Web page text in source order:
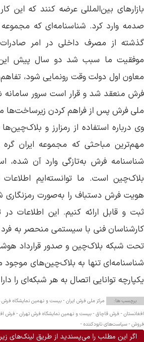
بازارهای بین‌المللی عرضه کنند که این
صدمه وارد کرد. شناسنامه‌ای که
گذشته از مصرف داخلی در امر
موفقیت ما سبب شد دو سال پیش
معاون اول دولت وقت رونمایی شود،
فرش منعقد شد و قرار است سرور سامانه
ملی فرش پس از فراهم کردن زیر‌ساخت‌ها
وی درباره استفاده از رمز‌ارز و
مهم‌ترین مباحثی که مجموعه ایران
شناسنامه فرش به‌تازگی وارد آن شده،
بلاک‌چین است. ما توانسته‌ایم
هویت فرش دستباف را به‌صورت
ثبت و قابل ارائه کنیم. این اطلاعات
کارشناسان فنی با سیستمی منحصر به فرد
تحت شبکه بلاک‌چین و صدور قرارداد
شناسنامه‌ای تنها به بلاک‌چین‌های
یکپارچه توانایی اتصال به هر شبکه‌ای را
برچسب ها: مرکز ملی فرش ایران -بیست و نهمین نمایشگاه فرش
افغانستان - فرش قاچاق - بیست و نهمین نمایشگاه فرش تهران - فرش
فروش - سیاست‌های نابودکننده -
اگر این مطلب را می‌پسندید از طریق لینک‌های